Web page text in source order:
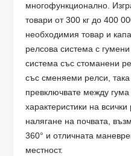
многофункционално.
товари от 300 кг до 400
необходимия товар и
релсова система с
система със стоманени
със сменяеми релси,
превключвате между
характеристики на
налягане на почвата,
360° и отличната
местност.